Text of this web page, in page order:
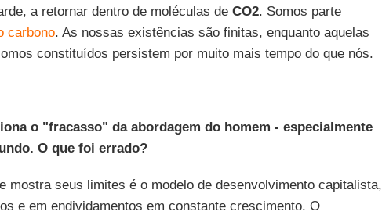
a retornar dentro de moléculas de CO2. Somos parte
carbono. As nossas existências são finitas, enquanto aquelas
constituídos persistem por muito mais tempo do que nós.
o "fracasso" da abordagem do homem - especialmente
O que foi errado?
mostra seus limites é o modelo de desenvolvimento capitalista,
e em endividamentos em constante crescimento. O